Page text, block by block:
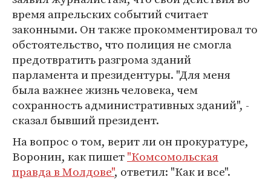
время апрельских событий считает
законными. Он также прокомментировал то
обстоятельство, что полиция не смогла
предотвратить разгрома зданий
парламента и президентуры. "Для меня
была важнее жизнь человека, чем
сохранность административных зданий", -
сказал бывший президент.
На вопрос о том, верит ли он прокуратуре,
Воронин, как пишет"Комсомольская
правда в Молдове", ответил: "Как и все".